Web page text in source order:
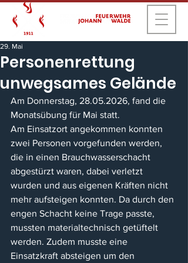
Personenrettung
unwegsames Gelände
29. Mai
Am Donnerstag, 28.05.2026, fand die
Monatsübung für Mai statt.
Am Einsatzort angekommen konnten
zwei Personen vorgefunden werden,
die in einen Brauchwasserschacht
abgestürzt waren, dabei verletzt
wurden und aus eigenen Kräften nicht
mehr aufsteigen konnten. Da durch den
engen Schacht keine Trage passte,
mussten materialtechnisch getüftelt
werden. Zudem musste eine
Einsatzkraft absteigen um den